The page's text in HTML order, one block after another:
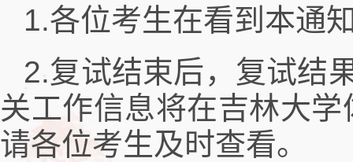
1.各位考生在看到本通
2.复试结束后，复试结
关工作信息将在吉林大
请各位考生及时查看。